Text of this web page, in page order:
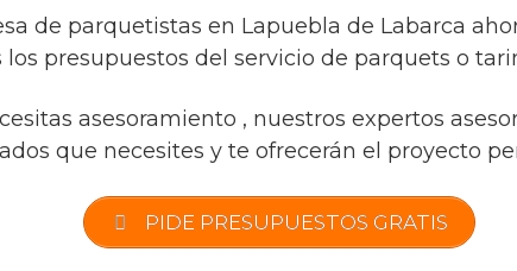
de parquetistas en Lapuebla de Labarca
presupuestos del servicio de parquets o
asesoramiento , nuestros expertos
que necesites y te ofrecerán el proyecto
PIDE PRESUPUESTOS GRATIS